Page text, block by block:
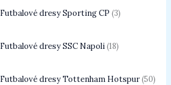
Futbalové dresy Sporting CP 3
Futbalové dresy SSC Napoli 18
Futbalové dresy Tottenham Hotspur 50